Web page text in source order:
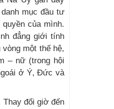
mục đầu tư
của mình.
đẳng giới tính
một thế hệ,
– nữ (trong hội
ở Ý, Đức và
Thay đổi giờ đến